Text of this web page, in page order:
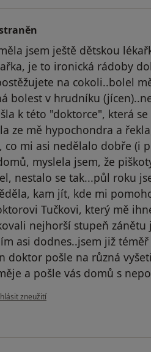
jsem ještě dětskou
je to ironická rádoby
na cokoli..bolel
bolest v hrudníku
k této "doktorce", která
ze mě hypochondra a
co mi asi nedělalo dobře (i
myslela jsem, že
nestalo se tak...půl roku
kam jít, kde mi
Tučkovi, který mě
nejhorší stupeň
asi dodnes..jsem již
doktor pošle na různá
a pošle vás domů s
názoru uživatele Váš účet byl odstraněn
zneužití